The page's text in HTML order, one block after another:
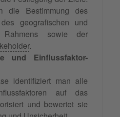
die Bestimmung des
geografischen und
Rahmens sowie der
.
und Einflussfaktor-
identifiziert man alle
auf das
und bewertet sie